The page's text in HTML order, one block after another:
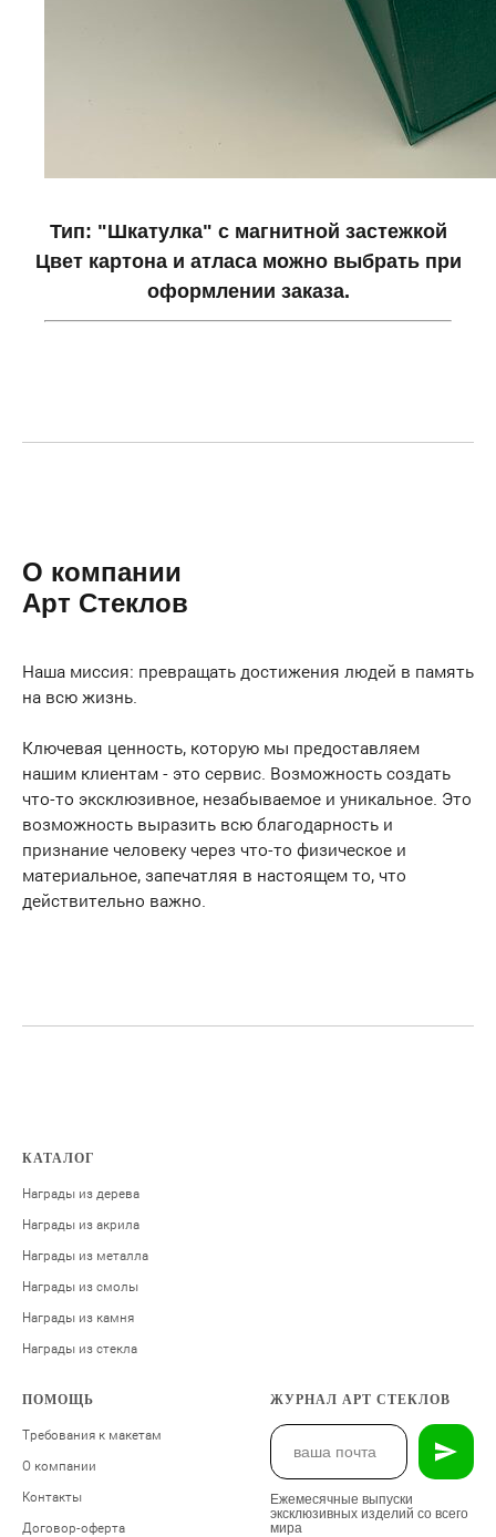
Тип: "Шкатулка" с магнитной застежкой
Цвет картона и атласа можно выбрать при
оформлении заказа.
О компании
Арт Стеклов
Наша миссия: превращать достижения людей в память
на всю жизнь.
Ключевая ценность, которую мы предоставляем
нашим клиентам - это сервис. Возможность создать
что-то эксклюзивное, незабываемое и уникальное. Это
возможность выразить всю благодарность и
признание человеку через что-то физическое и
материальное, запечатляя в настоящем то, что
действительно важно.
КАТАЛОГ
Награды из дерева
Награды из акрила
Награды из металла
Награды из смолы
Награды из камня
Награды из стекла
ПОМОЩЬ
Требования к макетам
О компании
Контакты
Договор-оферта
ЖУРНАЛ АРТ СТЕКЛОВ
Ежемесячные выпуски
эксклюзивных изделий со всего
мира